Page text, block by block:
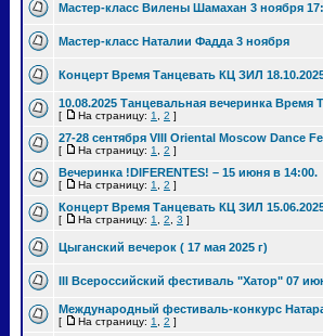
Мастер-класс Вилены Шамахан 3 ноября
Мастер-класс Наталии Фадда 3 ноября
Концерт Время Танцевать КЦ ЗИЛ
10.08.2025 Танцевальная вечеринка Время
[ На страницу: 1 2 ]
27-28 сентября VIII Oriental Moscow Dance
[ На страницу: 1 2 ]
Вечеринка !DIFERENTES! – 15 июня в 14:00.
[ На страницу: 1 2 ]
Концерт Время Танцевать КЦ ЗИЛ
[ На страницу: 1 2 3 ]
Цыганский вечерок ( 17 мая 2025 г)
III Всероссийский фестиваль "Хатор" 07
Международный фестиваль-конкурс
[ На страницу: 1 2 ]